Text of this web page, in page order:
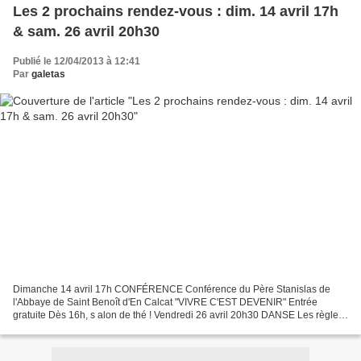
Les 2 prochains rendez-vous : dim. 14 avril 17h
& sam. 26 avril 20h30
Publié le 12/04/2013 à 12:41
Par galetas
Dimanche 14 avril 17h CONFÉRENCE Conférence du Père Stanislas de
l'Abbaye de Saint Benoît d'En Calcat "VIVRE C'EST DEVENIR" Entrée
gratuite Dès 16h, s alon de thé ! Vendredi 26 avril 20h30 DANSE Les règles